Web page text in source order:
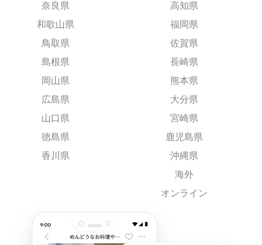
奈良県
和歌山県
鳥取県
島根県
岡山県
広島県
山口県
徳島県
香川県
高知県
福岡県
佐賀県
長崎県
熊本県
大分県
宮崎県
鹿児島県
沖縄県
海外
オンライン